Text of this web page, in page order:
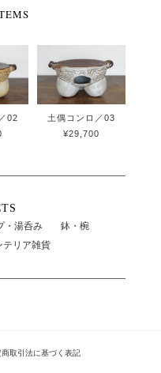
02
土偶コンロ／03
¥29,700
・湯呑み
鉢・椀
テリア雑貨
商取引法に基づく表記